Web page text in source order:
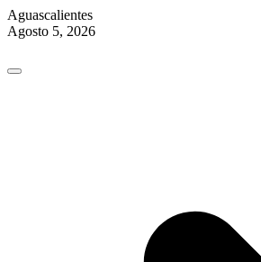
Aguascalientes
Agosto 5, 2026
content